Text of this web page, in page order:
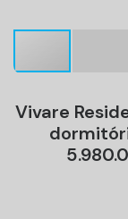
Vivare